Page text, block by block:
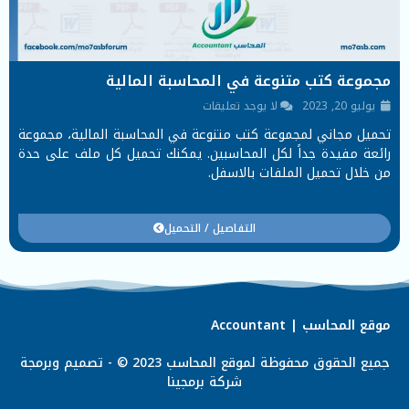
مجموعة كتب متنوعة في المحاسبة المالية
يوليو 20, 2023 لا يوجد تعليقات
تحميل مجاني لمجموعة كتب متنوعة في المحاسبة المالية، مجموعة
رائعة مفيدة جداً لكل المحاسبين. يمكنك تحميل كل ملف على حدة
من خلال تحميل الملفات بالاسفل.
التفاصيل / التحميل
موقع المحاسب | Accountant
جميع الحقوق محفوظة لموقع المحاسب 2023 © - تصميم وبرمجة
شركة برمجينا